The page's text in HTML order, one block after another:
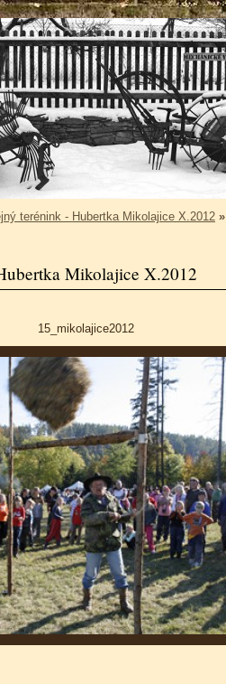
terénink - Hubertka Mikolajice X.2012 »
Mikolajice X.2012
15_mikolajice2012